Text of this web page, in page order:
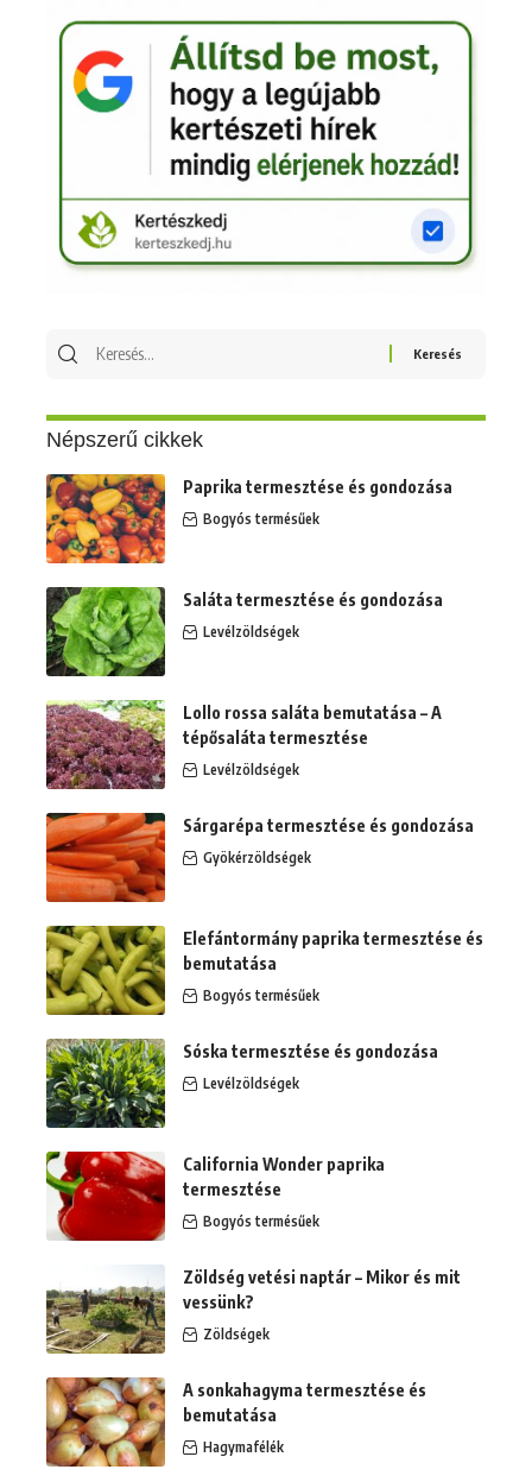
Keresés
Népszerű cikkek
Paprika termesztése és gondozása
Bogyós termésűek
Saláta termesztése és gondozása
Levélzöldségek
Lollo rossa saláta bemutatása – A
tépősaláta termesztése
Levélzöldségek
Sárgarépa termesztése és gondozása
Gyökérzöldségek
Elefántormány paprika termesztése és
bemutatása
Bogyós termésűek
Sóska termesztése és gondozása
Levélzöldségek
California Wonder paprika
termesztése
Bogyós termésűek
Zöldség vetési naptár – Mikor és mit
vessünk?
Zöldségek
A sonkahagyma termesztése és
bemutatása
Hagymafélék